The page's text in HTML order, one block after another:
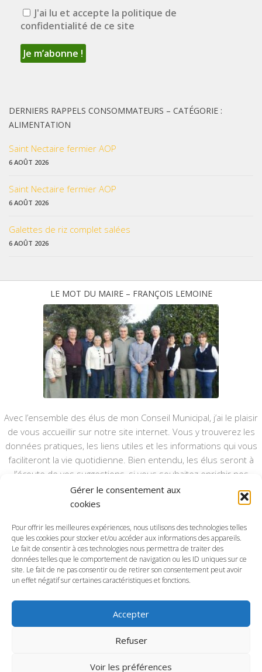
Gérer le consentement aux
cookies
Pour offrir les meilleures expériences, nous utilisons des technologies telles
que les cookies pour stocker et/ou accéder aux informations des appareils.
Le fait de consentir à ces technologies nous permettra de traiter des
données telles que le comportement de navigation ou les ID uniques sur ce
site. Le fait de ne pas consentir ou de retirer son consentement peut avoir
un effet négatif sur certaines caractéristiques et fonctions.
Accepter
Refuser
Voir les préférences
J'ai lu et accepte la politique de
confidentialité de ce site
DERNIERS RAPPELS CONSOMMATEURS – CATÉGORIE :
ALIMENTATION
Saint Nectaire fermier AOP
6 AOÛT 2026
Saint Nectaire fermier AOP
6 AOÛT 2026
Galettes de riz complet salées
6 AOÛT 2026
LE MOT DU MAIRE – FRANÇOIS LEMOINE
Avec l’ensemble des élus de mon Conseil Municipal, j’ai le plaisir
de vous accueillir sur notre site internet. Vous y trouverez les
données pratiques, les liens utiles et les informations qui vous
faciliteront la vie quotidienne. Bien entendu, les élus seront à
l’écoute de vos suggestions, si vous souhaitez enrichir nos
rubriques ou nos informations.
Ce type de communication vient en complément du bulletin
annuel, nous le ferons vivre et il sera actualisé pour mieux vous
informer.
Bonne visite à toutes et à tous.
Commune d'Anctoville-sur-Boscq © 2026. Tous droits